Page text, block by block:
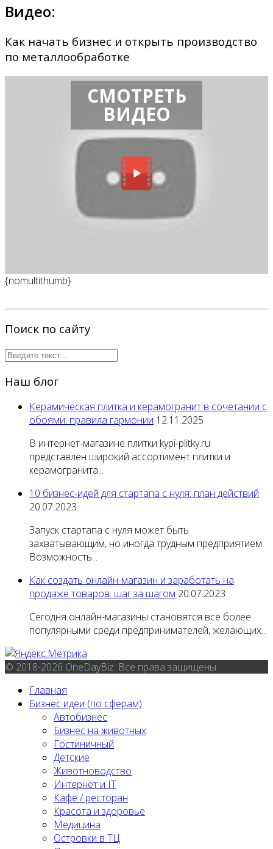
Видео:
Как начать бизнес и открыть производство
по металлообработке
СМОТРЕТЬ
ВИДЕО
{nomultithumb}
Поиск по сайту
Наш блог
Керамическая плитка и керамогранит в сочетании с
обоями: правила гармонии 12.11.2025
В интернет-магазине плитки kypi-plitky.ru
представлен широкий ассортимент плитки и
керамогранита...
10 бизнес-идей для стартапа с нуля: план действий
20.07.2023
Запуск стартапа с нуля может быть
захватывающим, но иногда трудным предприятием.
Возможность...
Как создать онлайн-магазин и заработать на
продаже товаров: шаг за шагом 20.07.2023
Сегодня онлайн-магазины становятся все более
популярными среди предпринимателей, желающих...
© 2018-2026 OneDayBiz. Все права защищены.
Главная
Бизнес идеи (по сферам)
Автобизнес
Бизнес на животных
Гостиничный
Детские
Животноводство
Интернет и IT
Кафе / ресторан
Красота и здоровье
Медицина
Островки в ТЦ